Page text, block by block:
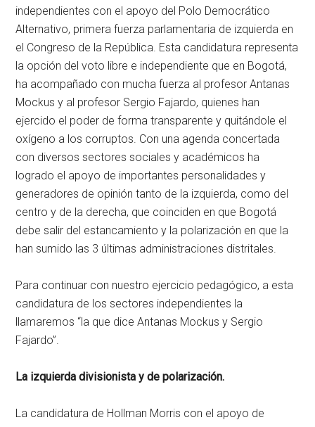
independientes con el apoyo del Polo Democrático
Alternativo, primera fuerza parlamentaria de izquierda en
el Congreso de la República. Esta candidatura representa
la opción del voto libre e independiente que en Bogotá,
ha acompañado con mucha fuerza al profesor Antanas
Mockus y al profesor Sergio Fajardo, quienes han
ejercido el poder de forma transparente y quitándole el
oxígeno a los corruptos. Con una agenda concertada
con diversos sectores sociales y académicos ha
logrado el apoyo de importantes personalidades y
generadores de opinión tanto de la izquierda, como del
centro y de la derecha, que coinciden en que Bogotá
debe salir del estancamiento y la polarización en que la
han sumido las 3 últimas administraciones distritales.
Para continuar con nuestro ejercicio pedagógico, a esta
candidatura de los sectores independientes la
llamaremos “la que dice Antanas Mockus y Sergio
Fajardo”.
La izquierda divisionista y de polarización.
La candidatura de Hollman Morris con el apoyo de